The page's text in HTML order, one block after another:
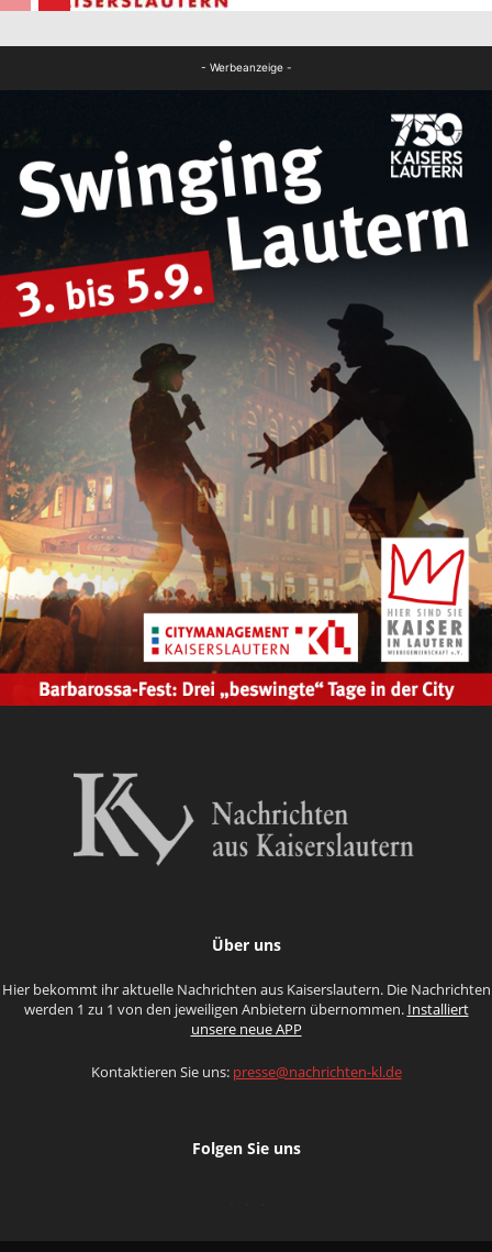
- Werbeanzeige -
Über uns
Hier bekommt ihr aktuelle Nachrichten aus Kaiserslautern. Die Nachrichten
werden 1 zu 1 von den jeweiligen Anbietern übernommen. Installiert
unsere neue APP
Kontaktieren Sie uns: presse@nachrichten-kl.de
Folgen Sie uns